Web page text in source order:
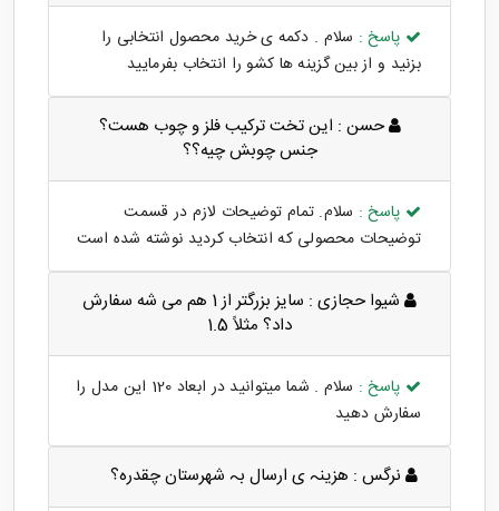
پاسخ : سلام . دکمه ی خرید محصول انتخابی را
بزنید و از بین گزینه ها کشو را انتخاب بفرمایید
حسن : این تخت ترکیب فلز و چوب هست؟
جنس چوبش چیه؟؟
پاسخ : سلام. تمام توضیحات لازم در قسمت
توضیحات محصولی که انتخاب کردید نوشته شده است
شیوا حجازی :
سایز بزرگتر از 1 هم می شه سفارش
داد؟ مثلاً 1.5
پاسخ :
سلام . شما میتوانید در ابعاد 120 این مدل را
سفارش دهید
نرگس : ھزینہ ی ارسال بہ شھرستان چقدرہ؟